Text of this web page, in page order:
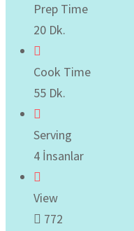
Prep Time
20 Dk.
Cook Time
55 Dk.
Serving
4 İnsanlar
View
772